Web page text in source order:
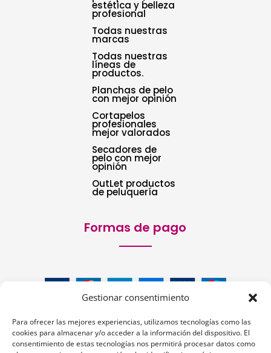
Gestionar consentimiento
Para ofrecer las mejores experiencias, utilizamos tecnologías como las
cookies para almacenar y/o acceder a la información del dispositivo. El
consentimiento de estas tecnologías nos permitirá procesar datos como
estética y belleza
profesional
Todas nuestras
marcas
Todas nuestras
líneas de
productos.
Planchas de pelo
con mejor opinión
Cortapelos
profesionales
mejor valorados
Secadores de
pelo con mejor
opinión
OutLet productos
de peluquería
Formas de pago